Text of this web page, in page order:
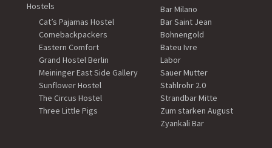
Hostels
Cat’s Pajamas Hostel
Comebackpackers
Eastern Comfort
Grand Hostel Berlin
Meininger East Side Gallery
Sunflower Hostel
The Circus Hostel
Three Little Pigs
Bar Milano
Bar Saint Jean
Bohnengold
Bateu Ivre
Labor
Sauer Mutter
Stahlrohr 2.0
Strandbar Mitte
Zum starken August
Zyankali Bar